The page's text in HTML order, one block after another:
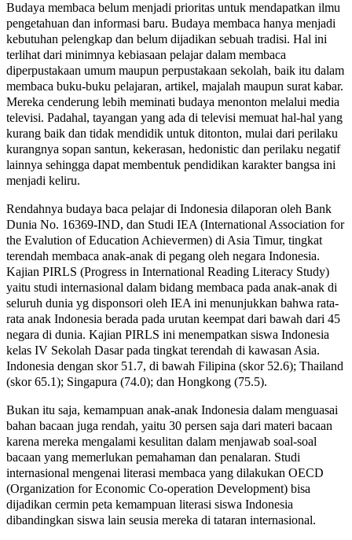
Budaya membaca belum menjadi prioritas untuk mendapatkan ilmu
pengetahuan dan informasi baru. Budaya membaca hanya menjadi
kebutuhan pelengkap dan belum dijadikan sebuah tradisi. Hal ini
terlihat dari minimnya kebiasaan pelajar dalam membaca
diperpustakaan umum maupun perpustakaan sekolah, baik itu dalam
membaca buku-buku pelajaran, artikel, majalah maupun surat kabar.
Mereka cenderung lebih meminati budaya menonton melalui media
televisi. Padahal, tayangan yang ada di televisi memuat hal-hal yang
kurang baik dan tidak mendidik untuk ditonton, mulai dari perilaku
kurangnya sopan santun, kekerasan, hedonistic dan perilaku negatif
lainnya sehingga dapat membentuk pendidikan karakter bangsa ini
menjadi keliru.
Rendahnya budaya baca pelajar di Indonesia dilaporan oleh Bank
Dunia No. 16369-IND, dan Studi IEA (International Association for
the Evalution of Education Achievermen) di Asia Timur, tingkat
terendah membaca anak-anak di pegang oleh negara Indonesia.
Kajian PIRLS (Progress in International Reading Literacy Study)
yaitu studi internasional dalam bidang membaca pada anak-anak di
seluruh dunia yg disponsori oleh IEA ini menunjukkan bahwa rata-
rata anak Indonesia berada pada urutan keempat dari bawah dari 45
negara di dunia. Kajian PIRLS ini menempatkan siswa Indonesia
kelas IV Sekolah Dasar pada tingkat terendah di kawasan Asia.
Indonesia dengan skor 51.7, di bawah Filipina (skor 52.6); Thailand
(skor 65.1); Singapura (74.0); dan Hongkong (75.5).
Bukan itu saja, kemampuan anak-anak Indonesia dalam menguasai
bahan bacaan juga rendah, yaitu 30 persen saja dari materi bacaan
karena mereka mengalami kesulitan dalam menjawab soal-soal
bacaan yang memerlukan pemahaman dan penalaran. Studi
internasional mengenai literasi membaca yang dilakukan OECD
(Organization for Economic Co-operation Development) bisa
dijadikan cermin peta kemampuan literasi siswa Indonesia
dibandingkan siswa lain seusia mereka di tataran internasional.